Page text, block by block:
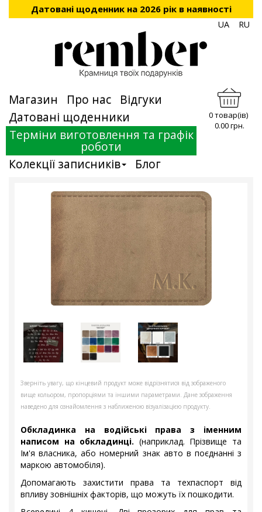
Датовані щоденник на 2026 рік в наявності
UA RU
Магазин Про нас
Відгуки
Датовані щоденники
Терміни виготовлення та графік
роботи
Колекції записників
Блог
0 товар(ів)
0.00 грн.
Зверніть увагу, що кінцевий продукт може відрізнятися від зображеного
вище кольором, пропорціями та іншими параметрами. Дане зображення
наведено для ознайомлення з наближеною візуалізацією продукту.
Обкладинка на водійські права з іменним
написом на обкладинці. (наприклад. Прізвище та
Ім'я власника, або номерний знак авто в поєднанні з
маркою автомобіля).
Допомагають захистити права та техпаспорт від
впливу зовнішніх факторів, що можуть їх пошкодити.